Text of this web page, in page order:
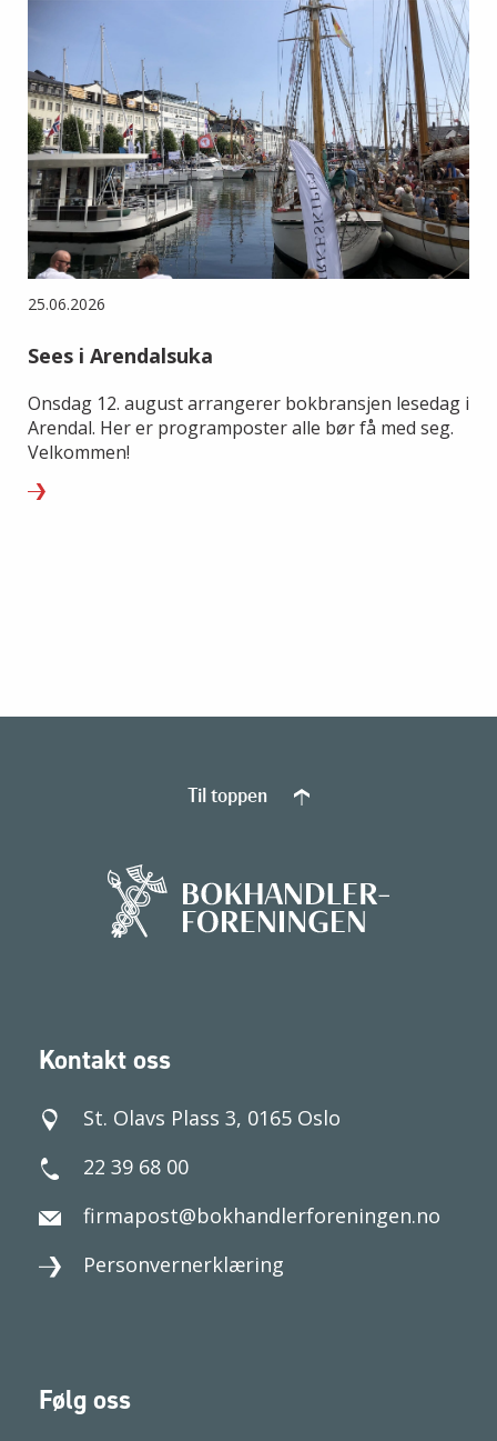
25.06.2026
Sees i Arendalsuka
Onsdag 12. august arrangerer bokbransjen lesedag i
Arendal. Her er programposter alle bør få med seg.
Velkommen!
Kontakt oss
St. Olavs Plass 3, 0165 Oslo
22 39 68 00
firmapost@bokhandlerforeningen.no
Personvernerklæring
Følg oss
Til toppen